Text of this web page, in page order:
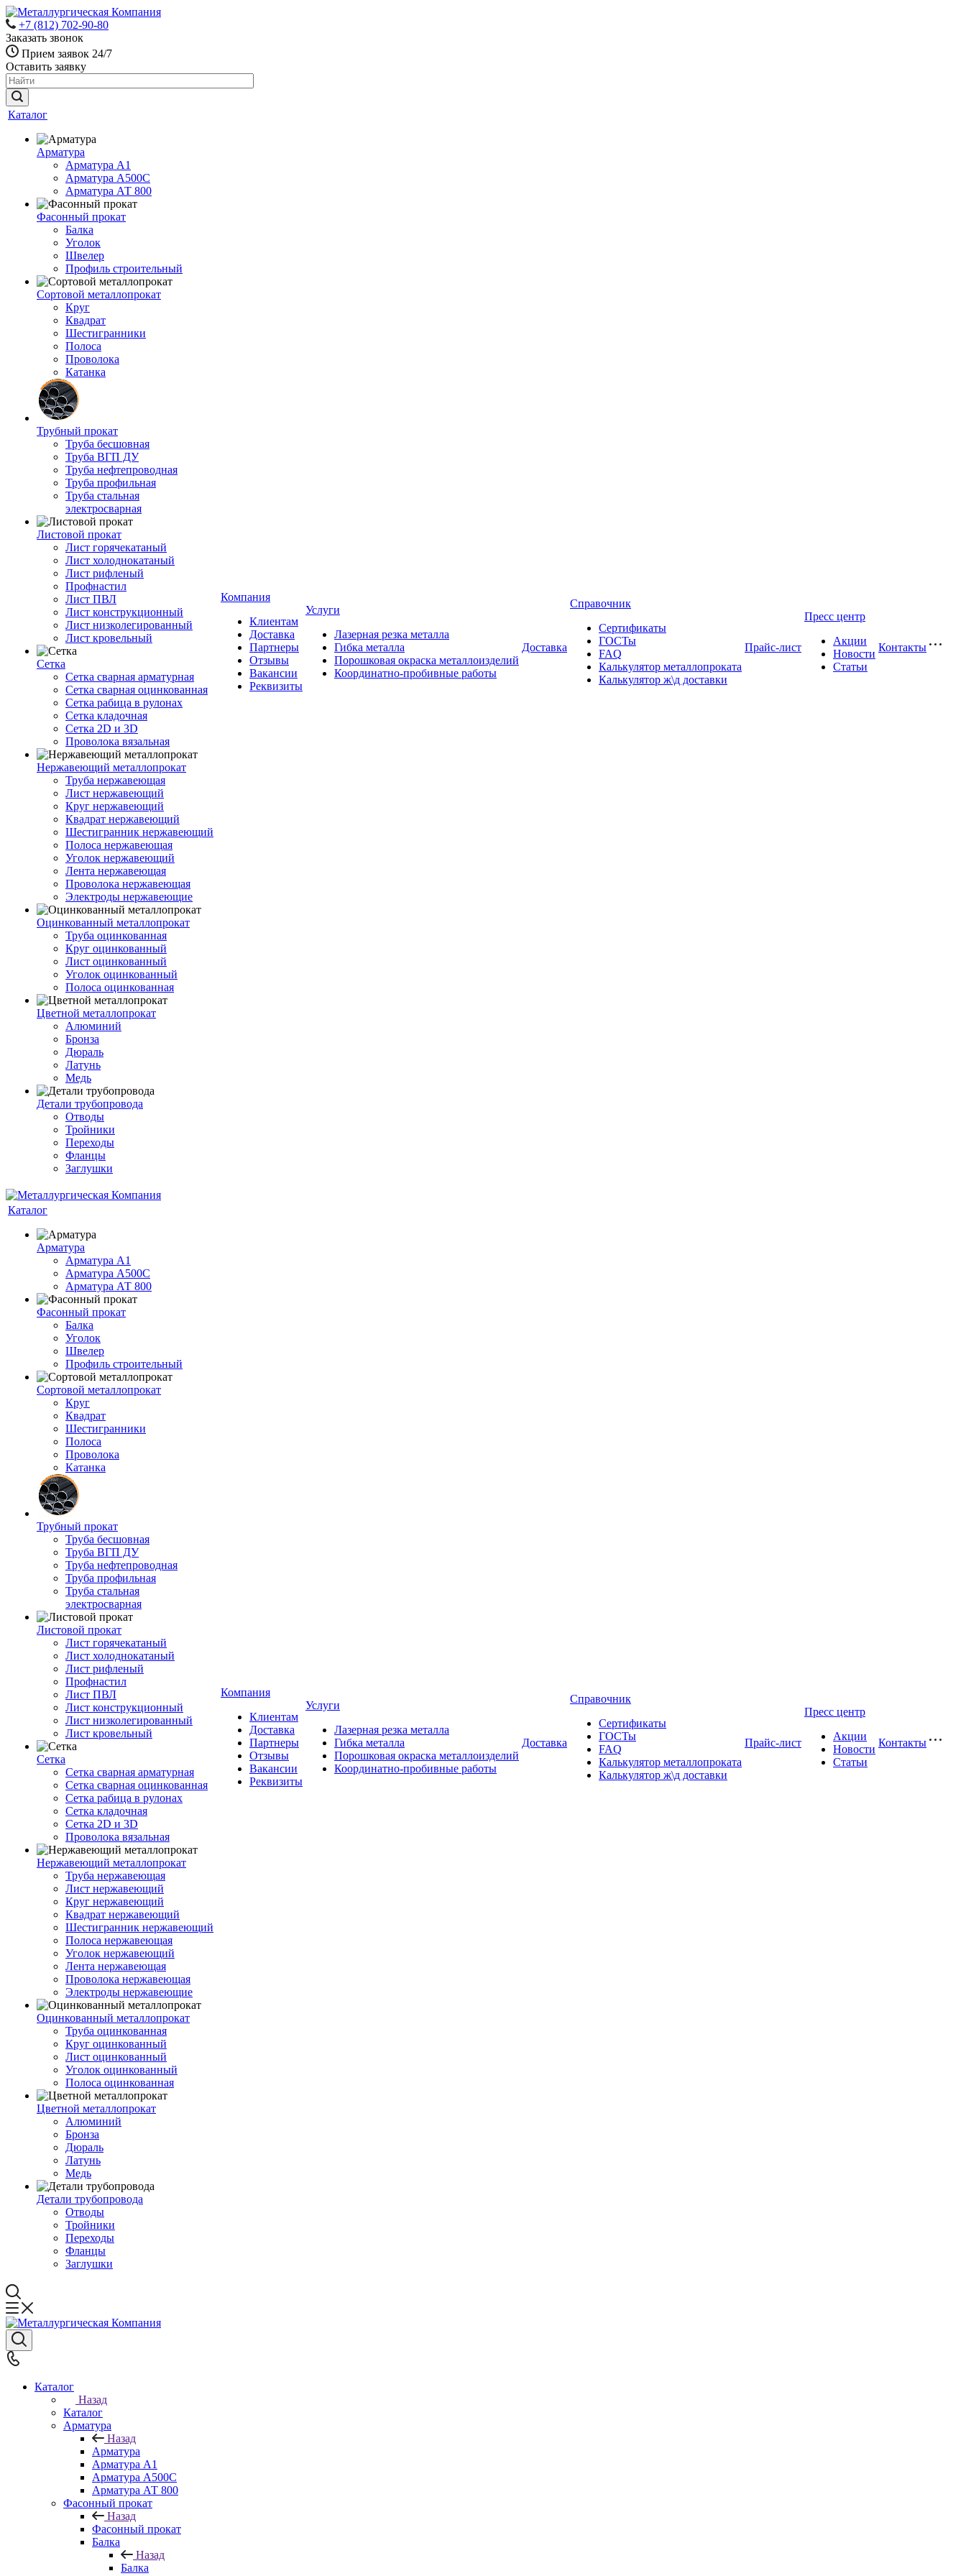
+7 (812) 702-90-80
Заказать звонок
Прием заявок 24/7
Оставить заявку
Каталог
Арматура
Арматура А1
Арматура А500С
Арматура АТ 800
Фасонный прокат
Балка
Уголок
Швелер
Профиль строительный
Сортовой металлопрокат
Круг
Квадрат
Шестигранники
Полоса
Проволока
Катанка
Трубный прокат
Труба бесшовная
Труба ВГП ДУ
Труба нефтепроводная
Труба профильная
Труба стальная
электросварная
Листовой прокат
Лист горячекатаный
Лист холоднокатаный
Лист рифленый
Профнастил
Лист ПВЛ
Лист конструкционный
Лист низколегированный
Лист кровельный
Сетка
Сетка сварная арматурная
Сетка сварная оцинкованная
Сетка рабица в рулонах
Сетка кладочная
Сетка 2D и 3D
Проволока вязальная
Нержавеющий металлопрокат
Труба нержавеющая
Лист нержавеющий
Круг нержавеющий
Квадрат нержавеющий
Шестигранник нержавеющий
Полоса нержавеющая
Уголок нержавеющий
Лента нержавеющая
Проволока нержавеющая
Электроды нержавеющие
Оцинкованный металлопрокат
Труба оцинкованная
Круг оцинкованный
Лист оцинкованный
Уголок оцинкованный
Полоса оцинкованная
Цветной металлопрокат
Алюминий
Бронза
Дюраль
Латунь
Медь
Детали трубопровода
Отводы
Тройники
Переходы
Фланцы
Заглушки
Компания
Клиентам
Доставка
Партнеры
Отзывы
Вакансии
Реквизиты
Услуги
Лазерная резка металла
Гибка металла
Порошковая окраска металлоизделий
Координатно-пробивные работы
Доставка
Справочник
Сертификаты
ГОСТы
FAQ
Калькулятор металлопроката
Калькулятор ж\д доставки
Прайс-лист
Пресс центр
Акции
Новости
Статьи
Контакты
Каталог
Арматура
Арматура А1
Арматура А500С
Арматура АТ 800
Фасонный прокат
Балка
Уголок
Швелер
Профиль строительный
Сортовой металлопрокат
Круг
Квадрат
Шестигранники
Полоса
Проволока
Катанка
Трубный прокат
Труба бесшовная
Труба ВГП ДУ
Труба нефтепроводная
Труба профильная
Труба стальная
электросварная
Листовой прокат
Лист горячекатаный
Лист холоднокатаный
Лист рифленый
Профнастил
Лист ПВЛ
Лист конструкционный
Лист низколегированный
Лист кровельный
Сетка
Сетка сварная арматурная
Сетка сварная оцинкованная
Сетка рабица в рулонах
Сетка кладочная
Сетка 2D и 3D
Проволока вязальная
Нержавеющий металлопрокат
Труба нержавеющая
Лист нержавеющий
Круг нержавеющий
Квадрат нержавеющий
Шестигранник нержавеющий
Полоса нержавеющая
Уголок нержавеющий
Лента нержавеющая
Проволока нержавеющая
Электроды нержавеющие
Оцинкованный металлопрокат
Труба оцинкованная
Круг оцинкованный
Лист оцинкованный
Уголок оцинкованный
Полоса оцинкованная
Цветной металлопрокат
Алюминий
Бронза
Дюраль
Латунь
Медь
Детали трубопровода
Отводы
Тройники
Переходы
Фланцы
Заглушки
Компания
Клиентам
Доставка
Партнеры
Отзывы
Вакансии
Реквизиты
Услуги
Лазерная резка металла
Гибка металла
Порошковая окраска металлоизделий
Координатно-пробивные работы
Доставка
Справочник
Сертификаты
ГОСТы
FAQ
Калькулятор металлопроката
Калькулятор ж\д доставки
Прайс-лист
Пресс центр
Акции
Новости
Статьи
Контакты
Каталог
Назад
Каталог
Арматура
Назад
Арматура
Арматура А1
Арматура А500С
Арматура АТ 800
Фасонный прокат
Назад
Фасонный прокат
Балка
Назад
Балка